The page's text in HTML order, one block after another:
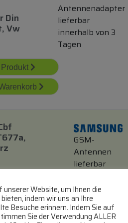
Din
Vw
Antennenadapter
lieferbar
innerhalb von 3
Tagen
GSM-
Antennen
lieferbar
von 3 Tagen
Website, um Ihnen die
indem wir uns an Ihre
Besuche erinnern. Indem Sie auf
Sie der Verwendung ALLER